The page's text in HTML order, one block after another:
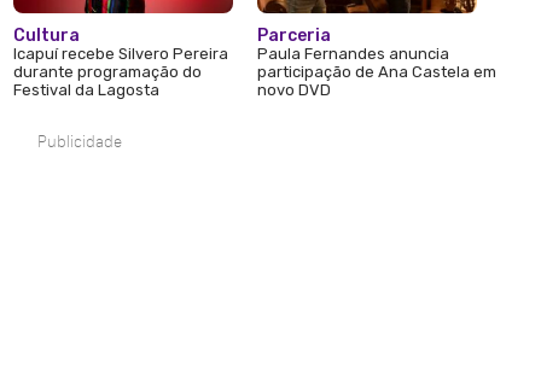
Cultura
Icapuí recebe Silvero Pereira
durante programação do
Festival da Lagosta
Parceria
Paula Fernandes anuncia
participação de Ana Castela em
novo DVD
Publicidade